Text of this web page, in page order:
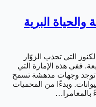
والحياة البرية
التي تجذب الزوّار
ففي هذه الإمارة التي
توجد وجهات مدهشة تسمح
وبدءًا من المحميات
بالمغامرا…